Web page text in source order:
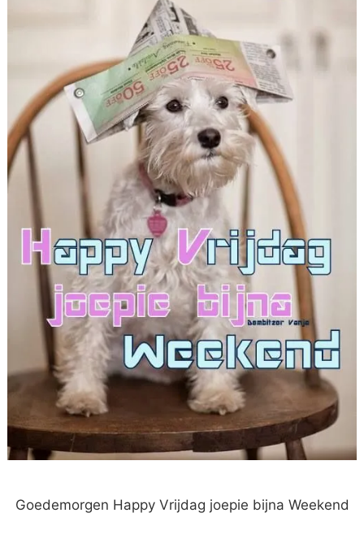
Goedemorgen Happy Vrijdag joepie bijna Weekend